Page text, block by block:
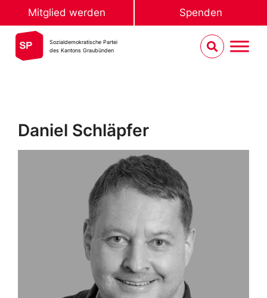
Mitglied werden Spenden
Sozialdemokratische Partei
des Kantons Graubünden
Daniel Schläpfer